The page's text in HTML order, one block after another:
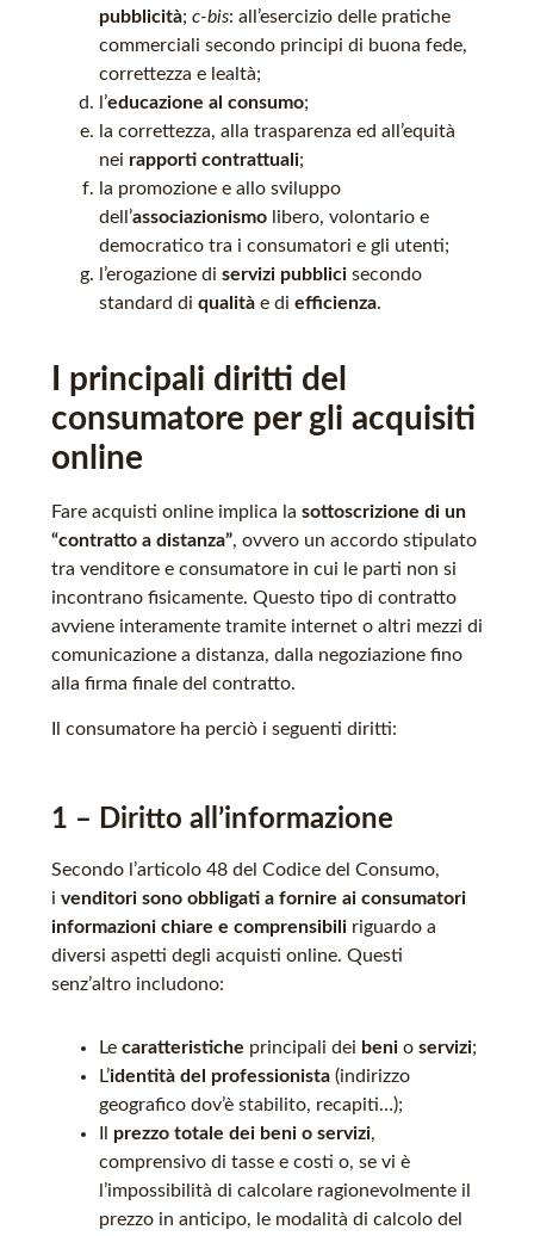
pubblicità; c-bis: all’esercizio delle pratiche
commerciali secondo principi di buona fede,
correttezza e lealtà;
l’educazione al consumo;
la correttezza, alla trasparenza ed all’equità
nei rapporti contrattuali;
la promozione e allo sviluppo
dell’associazionismolibero, volontario e
democratico tra i consumatori e gli utenti;
l’erogazione di servizi pubblicisecondo
standard di qualitàe di efficienza.
I principali diritti del
consumatore per gli acquisiti
online
Fare acquisti online implica la sottoscrizione di un
“contratto a distanza”, ovvero un accordo stipulato
tra venditore e consumatore in cui le parti non si
incontrano fisicamente. Questo tipo di contratto
avviene interamente tramite internet o altri mezzi di
comunicazione a distanza, dalla negoziazione fino
alla firma finale del contratto.
Il consumatore ha perciò i seguenti diritti:
1 – Diritto all’informazione
Secondo l’articolo 48 del Codice del Consumo,
i venditori sono obbligati a fornire ai consumatori
informazioni chiare e comprensibiliriguardo a
diversi aspetti degli acquisti online. Questi
senz’altro includono:
Le caratteristiche principali dei benio servizi;
L’identità del professionista(indirizzo
geografico dov’è stabilito, recapiti…);
prezzo totale dei beni o servizi,
comprensivo di tasse e costi o, se vi è
l’impossibilità di calcolare ragionevolmente il
prezzo in anticipo, le modalità di calcolo del